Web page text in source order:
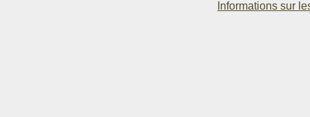
Informations sur